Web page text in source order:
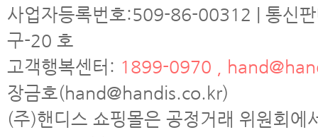
사업자등록번호:509-86-00312 | 통신
구-20 호
고객행복센터: 1899-0970 ,
장금호(hand@handis.co.kr)
(주)핸디스 쇼핑몰은 공정거래 위원회